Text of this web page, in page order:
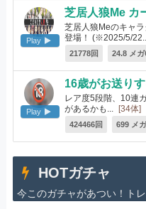
Play
芝居人狼Me カ
芝居人狼Meのキャ
登場！ (※2025/5/
21778回 24.8 メガ
Play
16歳がお送り
レア度5段階、10連
があるかも...
[34体]
424466回 699 メ
HOTガチャ
今このガチャがあつい！ト